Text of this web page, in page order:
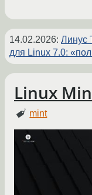
14.02.2026: Линус
для Linux 7.0:
Linux
mint